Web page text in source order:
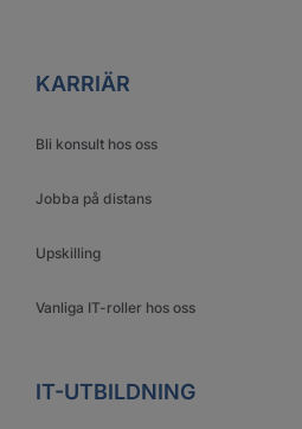
KARRIÄR
Bli konsult hos oss
Jobba på distans
Upskilling
Vanliga IT-roller hos oss
IT-UTBILDNING